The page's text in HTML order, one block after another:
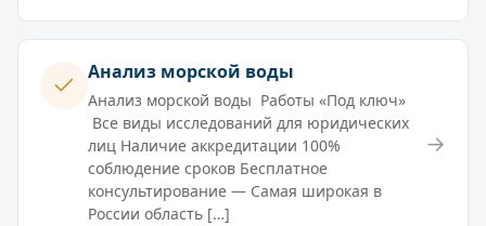
Анализ морской воды
Анализ морской воды Работы «Под ключ»
Все виды исследований для юридических
лиц Наличие аккредитации 100%
соблюдение сроков Бесплатное
консультирование — Самая широкая в
России область […]
→